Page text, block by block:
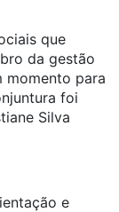
que
da gestão
momento para
foi
Silva
e